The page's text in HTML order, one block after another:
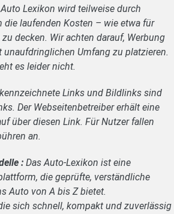
Lexikon wird teilweise durch
die laufenden Kosten – wie etwa für
decken. Wir achten darauf, Werbung
Umfang zu platzieren.
es leider nicht.
Links und Bildlinks sind
Der Webseitenbetreiber erhält eine
über diesen Link. Für Nutzer fallen
an.
: Das Auto-Lexikon ist eine
die geprüfte, verständliche
Auto von A bis Z bietet.
sich schnell, kompakt und zuverlässig